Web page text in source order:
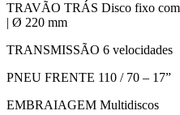
TRAVÃO TRÁS Disco fixo com
| Ø 220 mm
TRANSMISSÃO 6 velocidades
PNEU FRENTE 110 / 70 – 17”
EMBRAIAGEM Multidiscos